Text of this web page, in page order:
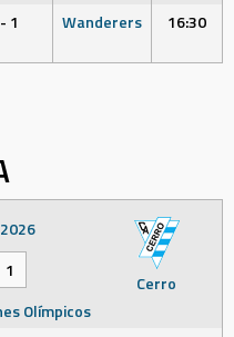
1 Wanderers 16:30
Cerro
1
Olímpicos